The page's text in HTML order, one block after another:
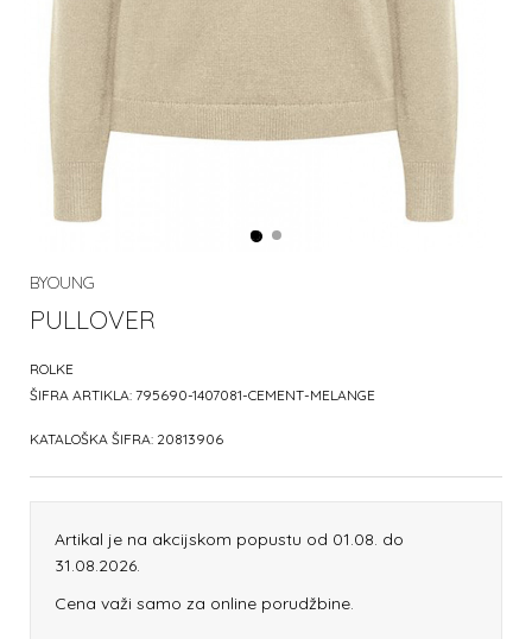
BYOUNG
PULLOVER
ROLKE
ŠIFRA ARTIKLA: 795690-1407081-CEMENT-MELANGE
KATALOŠKA ŠIFRA: 20813906
Artikal je na akcijskom popustu od 01.08. do
31.08.2026.
Cena važi samo za online porudžbine.